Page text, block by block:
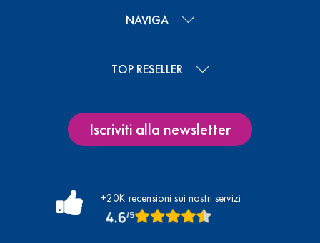
NAVIGA
TOP RESELLER
Iscriviti alla newsletter
+20K recensioni sui nostri servizi